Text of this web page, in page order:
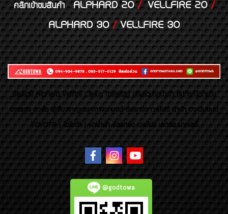
คลิกเข้าชมสินค้า ALPHARD 20/VELLFIRE 20/
ALPHARD 30/VELLFIRE 30
ของเเต่ง Alphard Vellfire Lexus Majesty ของเเต่งรถนำเข้า อุปกรณ์ตกแต่ง
ของแต่ง ชุดล้อ ผู้เชี่ยวชาญเฉพาะทางรถยนต์ อัลพาร์ด เวลไฟร์ นำเข้า ประดับยนต์
TOYOTA ( โตโยต้า ) รถนำเข้า อัลพาร์ด เวลไฟร์ เลกซัส มาเจสตี้
@godtowa